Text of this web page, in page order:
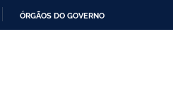
ÓRGÃOS DO GOVERNO